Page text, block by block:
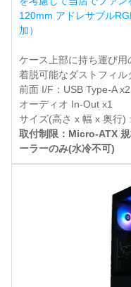
120mm アドレサブル
加）
ケース上部に持ち運び
着脱可能なダストフィ
前面 I/F：USB Type-A
オーディオ In-Out x1
サイズ(高さ x 幅 x 奥行
取付制限：Micro-ATX
ーラーのみ(水冷不可)